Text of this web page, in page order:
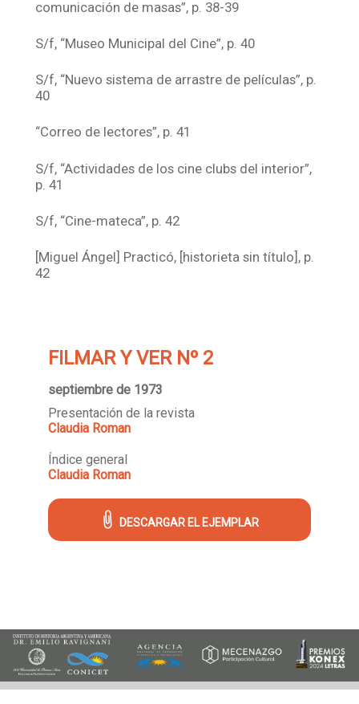
comunicación de masas”, p. 38-39
S/f, “Museo Municipal del Cine”, p. 40
S/f, “Nuevo sistema de arrastre de películas”, p.
40
“Correo de lectores”, p. 41
S/f, “Actividades de los cine clubs del interior”,
p. 41
S/f, “Cine-mateca”, p. 42
[Miguel Ángel] Practicó, [historieta sin título], p.
42
FILMAR Y VER Nº 2
septiembre de 1973
Presentación de la revista
Claudia Roman
Índice general
Claudia Roman
DESCARGAR EL EJEMPLAR